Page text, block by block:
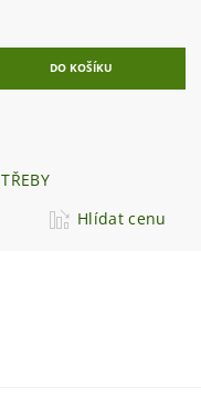
Hlídat cenu